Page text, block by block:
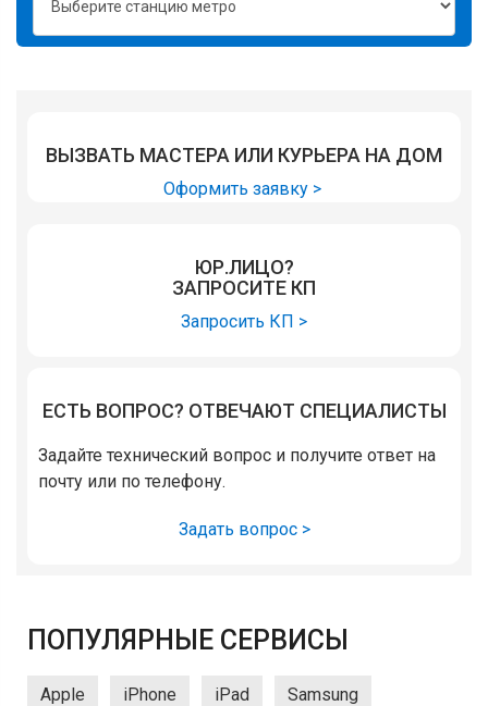
ВЫЗВАТЬ МАСТЕРА ИЛИ КУРЬЕРА НА ДОМ
Оформить заявку >
ЮР.ЛИЦО?
ЗАПРОСИТЕ КП
Запросить КП >
ЕСТЬ ВОПРОС? ОТВЕЧАЮТ СПЕЦИАЛИСТЫ
Задайте технический вопрос и получите ответ на
почту или по телефону.
Задать вопрос >
ПОПУЛЯРНЫЕ СЕРВИСЫ
Apple iPhone iPad Samsung